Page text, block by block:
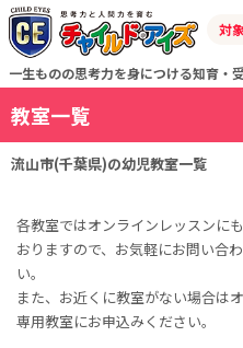
一生ものの思考力を身につける知育・
対
教室一覧
流山市(千葉県)の幼児教室一覧
各教室ではオンラインレッスンに
おりますので、お気軽にお問い合
い。
また、お近くに教室がない場合は
専用教室にお申込みください。